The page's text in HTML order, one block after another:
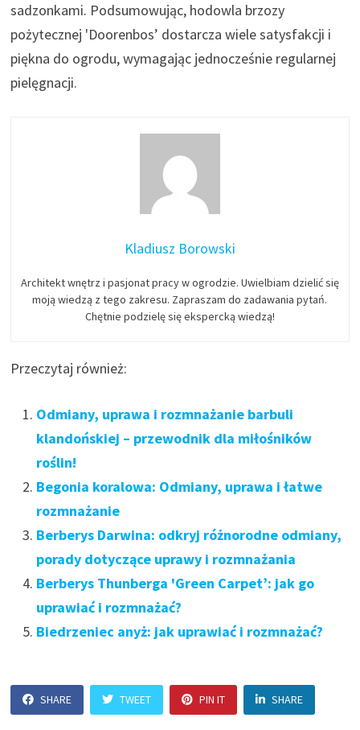
sadzonkami. Podsumowując, hodowla brzozy
pożytecznej 'Doorenbos’ dostarcza wiele satysfakcji i
piękna do ogrodu, wymagając jednocześnie regularnej
pielęgnacji.
Kladiusz Borowski
Architekt wnętrz i pasjonat pracy w ogrodzie. Uwielbiam dzielić się
moją wiedzą z tego zakresu. Zapraszam do zadawania pytań.
Chętnie podzielę się ekspercką wiedzą!
Przeczytaj również:
Odmiany, uprawa i rozmnażanie barbuli
klandońskiej – przewodnik dla miłośników
roślin!
Begonia koralowa: Odmiany, uprawa i łatwe
rozmnażanie
Berberys Darwina: odkryj różnorodne odmiany,
porady dotyczące uprawy i rozmnażania
Berberys Thunberga 'Green Carpet’: jak go
uprawiać i rozmnażać?
Biedrzeniec anyż: jak uprawiać i rozmnażać?
SHARE TWEET PIN IT SHARE